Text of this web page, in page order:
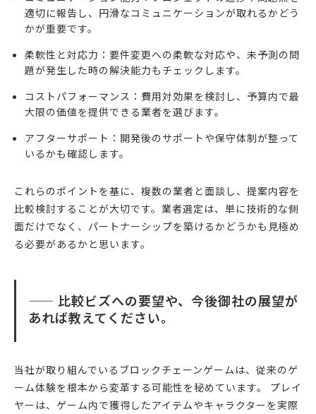
適切に報告し、円滑なコミュニケーションが取れるかどう
かが重要です。
柔軟性と対応力：要件変更への柔軟な対応や、未予測の問
題が発生した時の解決能力もチェックします。
コストパフォーマンス：費用対効果を検討し、予算内で最
大限の価値を提供できる業者を選びます。
アフターサポート：開発後のサポートや保守体制が整って
いるかも確認します。
これらのポイントを基に、複数の業者と面談し、提案内容を
比較検討することが大切です。業者選定は、単に技術的な側
面だけでなく、パートナーシップを築けるかどうかも見極め
る必要があるかと思います。
—— 比較ビズへの要望や、今後御社の展望が
あれば教えてください。
当社が取り組んでいるブロックチェーンゲームは、従来のゲ
ーム体験を根本から変革する可能性を秘めています。 プレイ
ヤーは、ゲーム内で獲得したアイテムやキャラクターを実際